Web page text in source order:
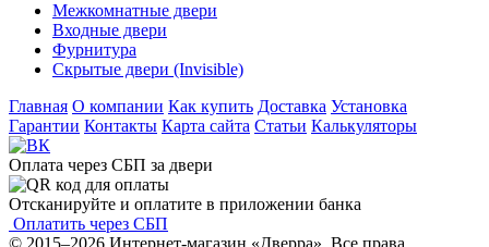
Межкомнатные двери
Входные двери
Фурнитура
Скрытые двери (Invisible)
Главная О компании Как купить Доставка Установка
Гарантии Контакты Карта сайта Статьи Калькуляторы
Оплата через СБП за двери
Отсканируйте и оплатите в приложении банка
Оплатить через СБП